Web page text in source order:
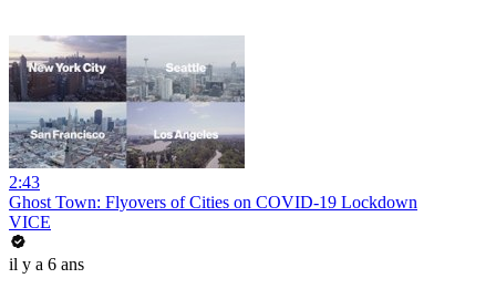
2:43
Ghost Town: Flyovers of Cities on COVID-19 Lockdown
VICE
il y a 6 ans